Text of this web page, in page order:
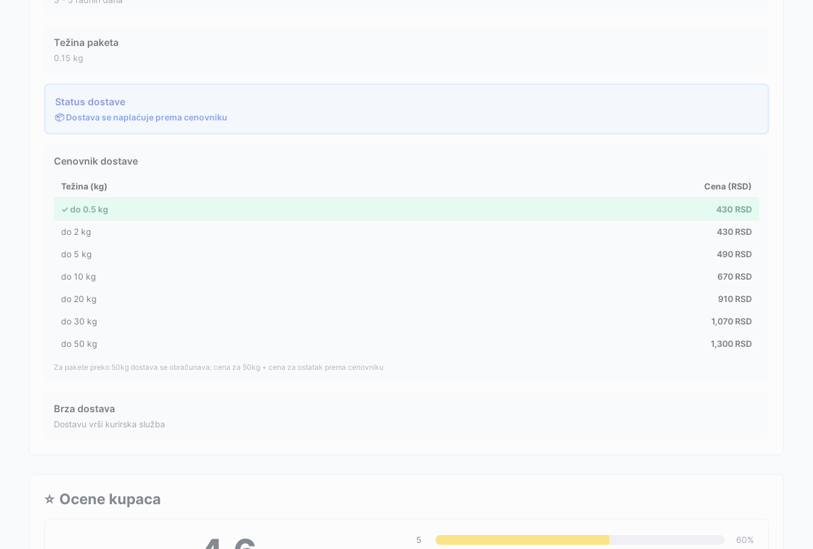
Težina paketa
0.15 kg
Status dostave
📦 Dostava se naplaćuje prema cenovniku
Cenovnik dostave
Težina (kg) Cena (RSD)
✓ do 0.5 kg 430 RSD
do 2 kg 430 RSD
do 5 kg 490 RSD
do 10 kg 670 RSD
do 20 kg 910 RSD
do 30 kg 1,070 RSD
do 50 kg 1,300 RSD
Za pakete preko 50kg dostava se obračunava: cena za 50kg + cena za ostatak prema cenovniku
Brza dostava
Dostavu vrši kurirska služba
⭐ Ocene kupaca
5 60%